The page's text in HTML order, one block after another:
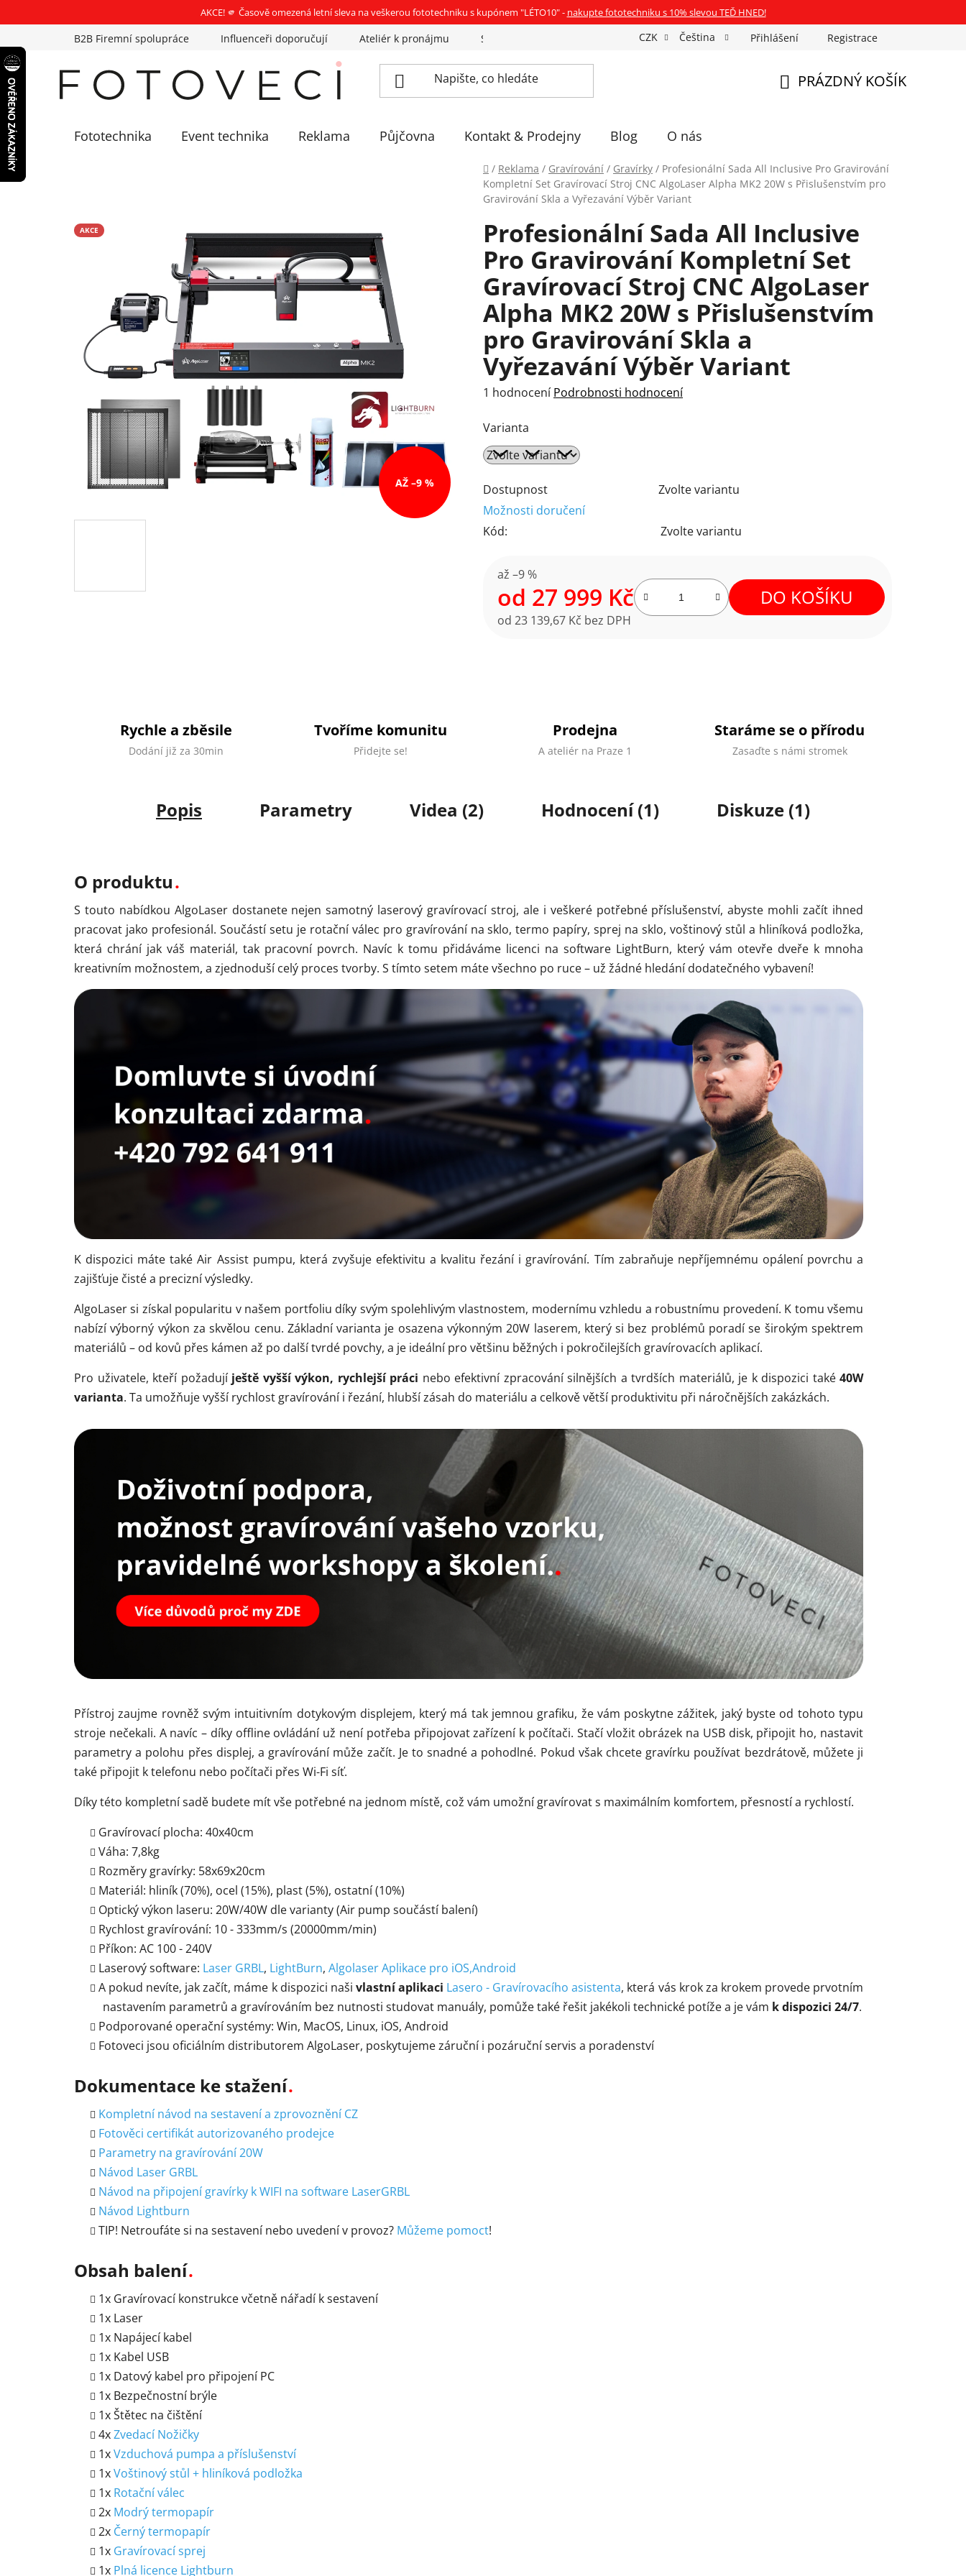
AKCE! 🫵 Časově omezená letní sleva na veškerou fototechniku s kupónem "LÉTO10" - nakupte fototechniku s 10% slevou TEĎ HNED!
na
obsah
B2B Firemní spolupráce Influenceři doporučují Ateliér k pronájmu Sázíme stromky Eventovka Fotospin Neony na míru Průkazové Foto
CZK Čeština Přihlášení Registrace
PRÁZDNÝ KOŠÍK
Fototechnika Event technika Reklama Půjčovna Kontakt & Prodejny Blog O nás
Domů
/ Reklama / Gravírování / Gravírky / Profesionální Sada All Inclusive Pro Gravirování
Kompletní Set Gravírovací Stroj CNC AlgoLaser Alpha MK2 20W s Přislušenstvím pro
Gravirování Skla a Vyřezavání Výběr Variant
Profesionální Sada All Inclusive
Pro Gravirování Kompletní Set
Gravírovací Stroj CNC AlgoLaser
Alpha MK2 20W s Přislušenstvím
pro Gravirování Skla a
Vyřezavání Výběr Variant
Průměrné
produktu
je
5,0
z
5
hvězdiček.
1 hodnocení Podrobnosti hodnocení
Varianta
Dostupnost
Zvolte variantu
Možnosti doručení
Kód:
Zvolte variantu
až –9 %
od 27 999 Kč
od 23 139,67 Kč bez DPH
DO KOŠÍKU
AKCE
AŽ –9 %
Rychle a zběsile
Dodání již za 30min
Tvoříme komunitu
Přidejte se!
Prodejna
A ateliér na Praze 1
Staráme se o přírodu
Zasaďte s námi stromek
Popis Parametry Videa (2) Hodnocení (1) Diskuze (1)
O produktu
S touto nabídkou AlgoLaser dostanete nejen samotný laserový gravírovací stroj, ale i veškeré potřebné příslušenství, abyste mohli začít ihned
pracovat jako profesionál. Součástí setu je rotační válec pro gravírování na sklo, termo papíry, sprej na sklo, voštinový stůl a hliníková podložka,
která chrání jak váš materiál, tak pracovní povrch. Navíc k tomu přidáváme licenci na software LightBurn, který vám otevře dveře k mnoha
kreativním možnostem, a zjednoduší celý proces tvorby. S tímto setem máte všechno po ruce – už žádné hledání dodatečného vybavení!
K dispozici máte také Air Assist pumpu, která zvyšuje efektivitu a kvalitu řezání i gravírování. Tím zabraňuje nepříjemnému opálení povrchu a
zajišťuje čisté a precizní výsledky.
AlgoLaser si získal popularitu v našem portfoliu díky svým spolehlivým vlastnostem, modernímu vzhledu a robustnímu provedení. K tomu všemu
nabízí výborný výkon za skvělou cenu. Základní varianta je osazena výkonným 20W laserem, který si bez problémů poradí se širokým spektrem
materiálů – od kovů přes kámen až po další tvrdé povchy, a je ideální pro většinu běžných i pokročilejších gravírovacích aplikací.
Pro uživatele, kteří požadují ještě vyšší výkon, rychlejší práci nebo efektivní zpracování silnějších a tvrdších materiálů, je k dispozici také 40W
varianta. Ta umožňuje vyšší rychlost gravírování i řezání, hlubší zásah do materiálu a celkově větší produktivitu při náročnějších zakázkách.
Přístroj zaujme rovněž svým intuitivním dotykovým displejem, který má tak jemnou grafiku, že vám poskytne zážitek, jaký byste od tohoto typu
stroje nečekali. A navíc – díky offline ovládání už není potřeba připojovat zařízení k počítači. Stačí vložit obrázek na USB disk, připojit ho, nastavit
parametry a polohu přes displej, a gravírování může začít. Je to snadné a pohodlné. Pokud však chcete gravírku používat bezdrátově, můžete ji
také připojit k telefonu nebo počítači přes Wi-Fi síť.
Díky této kompletní sadě budete mít vše potřebné na jednom místě, což vám umožní gravírovat s maximálním komfortem, přesností a rychlostí.
Gravírovací plocha: 40x40cm
Váha: 7,8kg
Rozměry gravírky: 58x69x20cm
Materiál: hliník (70%), ocel (15%), plast (5%), ostatní (10%)
Optický výkon laseru: 20W/40W dle varianty (Air pump součástí balení)
Rychlost gravírování: 10 - 333mm/s (20000mm/min)
Příkon: AC 100 - 240V
Laserový software: Laser GRBL, LightBurn, Algolaser Aplikace pro iOS,Android
A pokud nevíte, jak začít, máme k dispozici naši vlastní aplikaci Lasero - Gravírovacího asistenta, která vás krok za krokem provede prvotním
nastavením parametrů a gravírováním bez nutnosti studovat manuály, pomůže také řešit jakékoli technické potíže a je vám k dispozici 24/7.
Podporované operační systémy: Win, MacOS, Linux, iOS, Android
Fotoveci jsou oficiálním distributorem AlgoLaser, poskytujeme záruční i pozáruční servis a poradenství
Dokumentace ke stažení
Kompletní návod na sestavení a zprovoznění CZ
Fotověci certifikát autorizovaného prodejce
Parametry na gravírování 20W
Návod Laser GRBL
Návod na připojení gravírky k WIFI na software LaserGRBL
Návod Lightburn
TIP! Netroufáte si na sestavení nebo uvedení v provoz? Můžeme pomoct!
Obsah balení
1x Gravírovací konstrukce včetně nářadí k sestavení
1x Laser
1x Napájecí kabel
1x Kabel USB
1x Datový kabel pro připojení PC
1x Bezpečnostní brýle
1x Štětec na čištění
4xZvedací Nožičky
1xVzduchová pumpa a příslušenství
1xVoštinový stůl + hliníková podložka
1x Rotační válec
2x Modrý termopapír
2x Černý termopapír
1x Gravírovací sprej
1x Plná licence Lightburn